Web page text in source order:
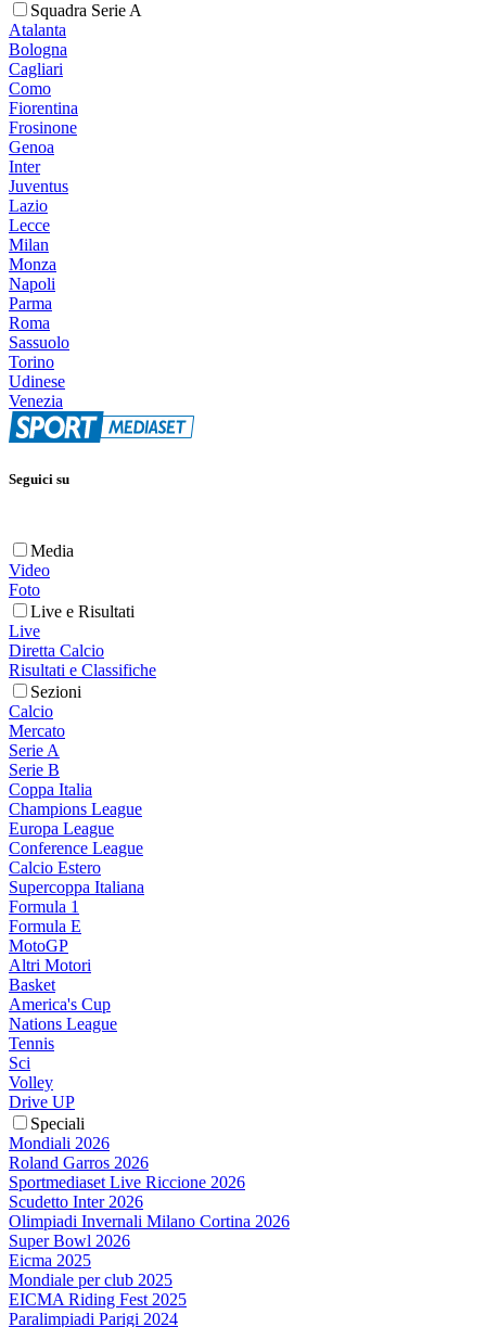
Squadra Serie A
Atalanta
Bologna
Cagliari
Como
Fiorentina
Frosinone
Genoa
Inter
Juventus
Lazio
Lecce
Milan
Monza
Napoli
Parma
Roma
Sassuolo
Torino
Udinese
Venezia
Seguici su
Media
Video
Foto
Live e Risultati
Live
Diretta Calcio
Risultati e Classifiche
Sezioni
Calcio
Mercato
Serie A
Serie B
Coppa Italia
Champions League
Europa League
Conference League
Calcio Estero
Supercoppa Italiana
Formula 1
Formula E
MotoGP
Altri Motori
Basket
America's Cup
Nations League
Tennis
Sci
Volley
Drive UP
Speciali
Mondiali 2026
Roland Garros 2026
Sportmediaset Live Riccione 2026
Scudetto Inter 2026
Olimpiadi Invernali Milano Cortina 2026
Super Bowl 2026
Eicma 2025
Mondiale per club 2025
EICMA Riding Fest 2025
Paralimpiadi Parigi 2024